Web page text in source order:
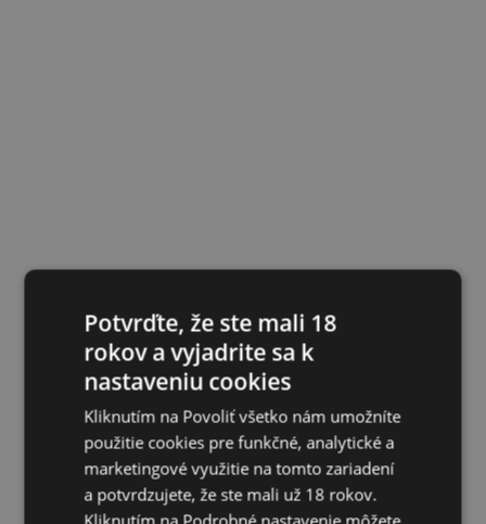
Potvrďte, že ste mali 18
rokov a vyjadrite sa k
nastaveniu cookies
Kliknutím na Povoliť všetko nám umožníte
použitie cookies pre funkčné, analytické a
marketingové využitie na tomto zariadení
a potvrdzujete, že ste mali už 18 rokov.